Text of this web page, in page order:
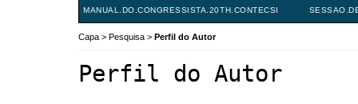
MANUAL.DO.CONGRESSISTA.20TH.CONTECSI
Capa > Pesquisa > Perfil do Autor
Perfil do Autor